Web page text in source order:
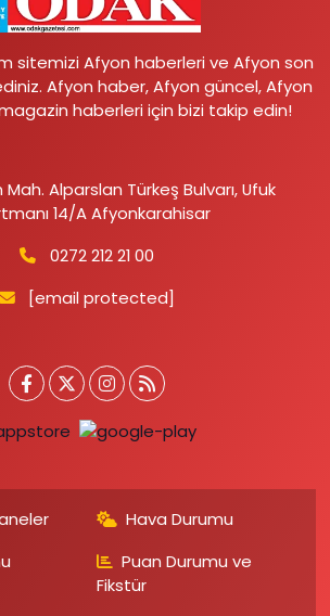
sitemizi Afyon haberleri ve Afyon son
Afyon haber, Afyon güncel, Afyon
haberleri için bizi takip edin!
Alparslan Türkeş Bulvarı, Ufuk
14/A Afyonkarahisar
0272 212 21 00
[email protected]
Hava Durumu
Puan Durumu ve
Fikstür